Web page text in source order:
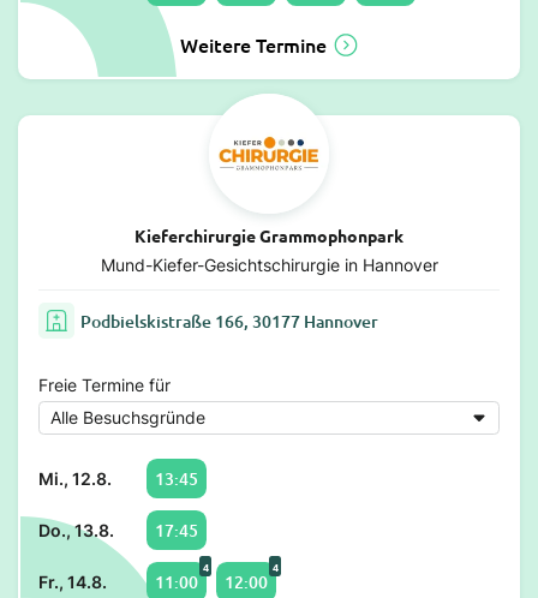
Weitere Termine
Kieferchirurgie Grammophonpark
Mund-Kiefer-Gesichtschirurgie in Hannover
Podbielskistraße 166, 30177 Hannover
Freie Termine für
Mi., 12.8. 13:45
Do., 13.8. 17:45
Fr., 14.8. 11:00
4
12:00
4